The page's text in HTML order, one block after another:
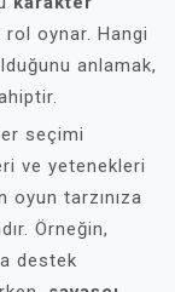
oynar. Hangi
anlamak,
seçimi
ve yetenekleri
oyun tarzınıza
Örneğin,
destek